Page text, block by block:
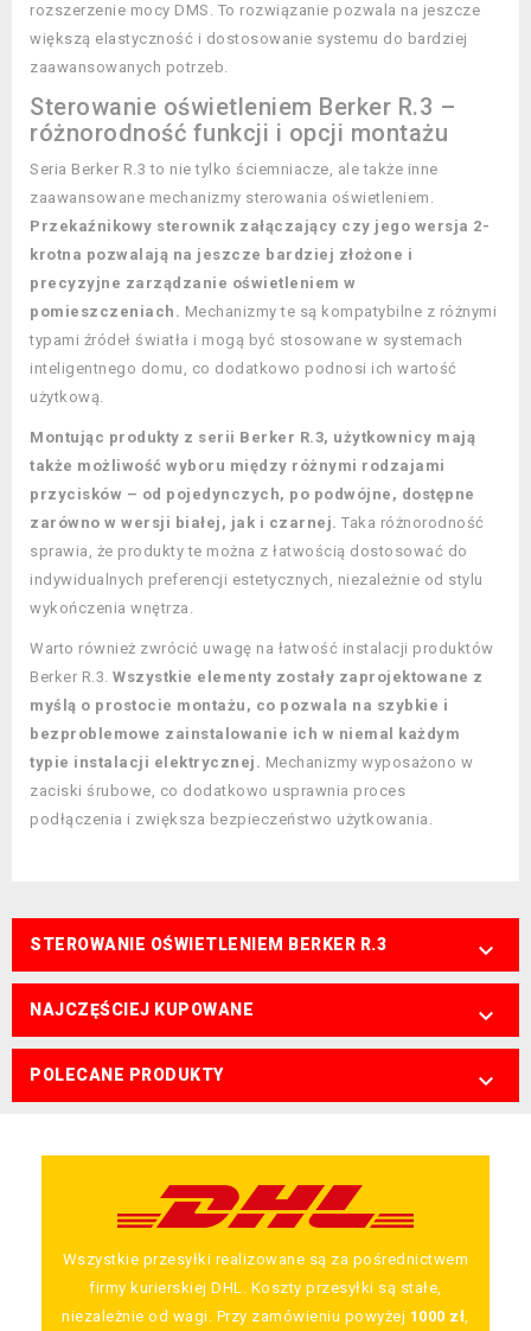
rozszerzenie mocy DMS. To rozwiązanie pozwala na jeszcze
większą elastyczność i dostosowanie systemu do bardziej
zaawansowanych potrzeb.
Sterowanie oświetleniem Berker R.3 –
różnorodność funkcji i opcji montażu
Seria Berker R.3 to nie tylko ściemniacze, ale także inne
zaawansowane mechanizmy sterowania oświetleniem.
Przekaźnikowy sterownik załączający czy jego wersja 2-
krotna pozwalają na jeszcze bardziej złożone i
precyzyjne zarządzanie oświetleniem w
pomieszczeniach. Mechanizmy te są kompatybilne z różnymi
typami źródeł światła i mogą być stosowane w systemach
inteligentnego domu, co dodatkowo podnosi ich wartość
użytkową.
Montując produkty z serii Berker R.3, użytkownicy mają
także możliwość wyboru między różnymi rodzajami
przycisków – od pojedynczych, po podwójne, dostępne
zarówno w wersji białej, jak i czarnej. Taka różnorodność
sprawia, że produkty te można z łatwością dostosować do
indywidualnych preferencji estetycznych, niezależnie od stylu
wykończenia wnętrza.
Warto również zwrócić uwagę na łatwość instalacji produktów
Berker R.3. Wszystkie elementy zostały zaprojektowane z
myślą o prostocie montażu, co pozwala na szybkie i
bezproblemowe zainstalowanie ich w niemal każdym
typie instalacji elektrycznej. Mechanizmy wyposażono w
zaciski śrubowe, co dodatkowo usprawnia proces
podłączenia i zwiększa bezpieczeństwo użytkowania.
STEROWANIE OŚWIETLENIEM BERKER R.3 
NAJCZĘŚCIEJ KUPOWANE 
POLECANE PRODUKTY 
Wszystkie przesyłki realizowane są za pośrednictwem
firmy kurierskiej DHL. Koszty przesyłki są stałe,
niezależnie od wagi. Przy zamówieniu powyżej 1000 zł